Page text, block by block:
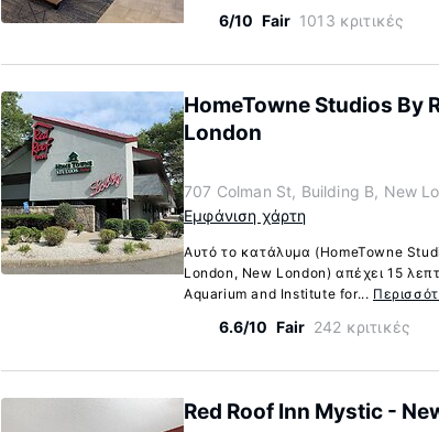
6/10 Fair 1013 κριτικές
HomeTowne Studios By
London
707 Colman St, Building B, New
Εμφάνιση χάρτη
Αυτό το κατάλυμα (HomeTowne
London, New London) απέχει 15
Aquarium and Institute for...
6.6/10 Fair 242 κριτικές
Red Roof Inn Mystic -